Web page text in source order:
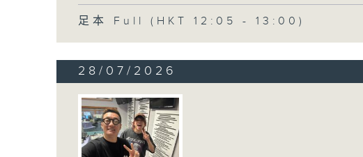
足本 Full (HKT 12:05 - 13:00)
28/07/2026